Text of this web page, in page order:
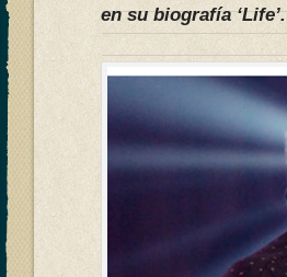
en su biografía ‘Life’.